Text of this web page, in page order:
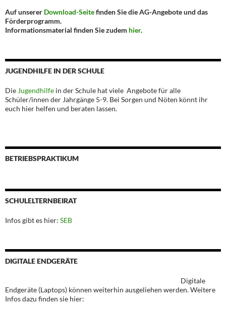
Auf unserer Download-Seitefinden Sie die AG-Angebote und das
Förderprogramm.
Informationsmaterial finden Sie zudem hier.
JUGENDHILFE IN DER SCHULE
Die Jugendhilfe in der Schule hat viele Angebote für alle
Schüler/innen der Jahrgänge 5-9. Bei Sorgen und Nöten könnt ihr
euch hier helfen und beraten lassen.
BETRIEBSPRAKTIKUM
SCHULELTERNBEIRAT
Infos gibt es hier: SEB
DIGITALE ENDGERÄTE
Digitale
Endgeräte (Laptops) können weiterhin ausgeliehen werden. Weitere
Infos dazu finden sie hier: